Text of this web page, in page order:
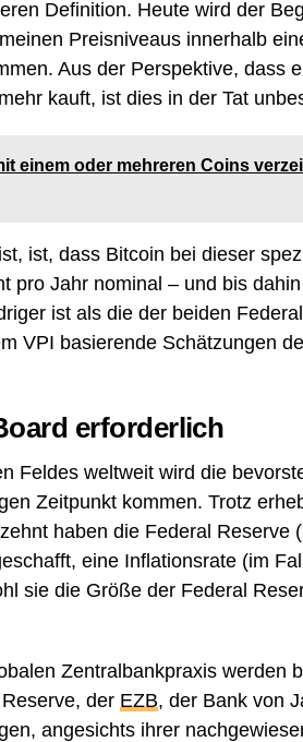
Definition. Heute wird der
Preisniveaus innerhalb
Aus der Perspektive, dass
kauft, ist dies in der Tat
einem oder mehreren Coins
ist, dass Bitcoin bei dieser
pro Jahr nominal – und bis
ist als die der beiden
VPI basierende Schätzungen
erforderlich
Feldes weltweit wird die
Zeitpunkt kommen. Trotz
haben die Federal Reserve
eine Inflationsrate (im
sie die Größe der Federal
Zentralbankpraxis werden
der EZB, der Bank von
angesichts ihrer